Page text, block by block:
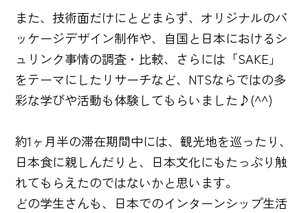
また、技術面だけにとどまらず、オリジナルのパ
ッケージデザイン制作や、自国と日本におけるシ
ュリンク事情の調査・比較、さらには「SAKE」
をテーマにしたリサーチなど、NTSならではの多
彩な学びや活動も体験してもらいました♪(^^)
約1ヶ月半の滞在期間中には、観光地を巡ったり、
日本食に親しんだりと、日本文化にもたっぷり触
れてもらえたのではないかと思います。
どの学生さんも、日本でのインターンシップ生活